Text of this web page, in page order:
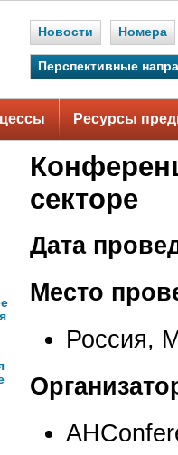
Новости Номера
Перспективные
Ресурсы
секторе
Дата
Место
Россия,